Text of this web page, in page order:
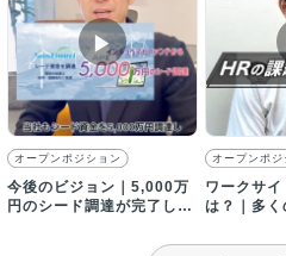
▶︎
オープンポジション
今後のビジョン｜5,000万
円のシード調達が完了し、
オープンポジ
ワークサ
は？｜多く